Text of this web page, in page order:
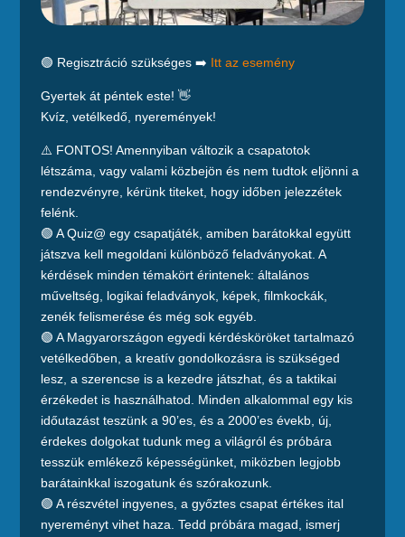
🟢 Regisztráció szükséges ➡️ Itt az esemény
Gyertek át péntek este! 👋
Kvíz, vetélkedő, nyeremények!
⚠️ FONTOS! Amennyiban változik a csapatotok
létszáma, vagy valami közbejön és nem tudtok eljönni a
rendezvényre, kérünk titeket, hogy időben jelezzétek
felénk.
🟢 A Quiz@ egy csapatjáték, amiben barátokkal együtt
játszva kell megoldani különböző feladványokat. A
kérdések minden témakört érintenek: általános
műveltség, logikai feladványok, képek, filmkockák,
zenék felismerése és még sok egyéb.
🟢 A Magyarországon egyedi kérdésköröket tartalmazó
vetélkedőben, a kreatív gondolkozásra is szükséged
lesz, a szerencse is a kezedre játszhat, és a taktikai
érzékedet is használhatod. Minden alkalommal egy kis
időutazást teszünk a 90’es, és a 2000’es évekb, új,
érdekes dolgokat tudunk meg a világról és próbára
tesszük emlékező képességünket, miközben legjobb
barátainkkal iszogatunk és szórakozunk.
🟢 A részvétel ingyenes, a győztes csapat értékes ital
nyereményt vihet haza. Tedd próbára magad, ismerj